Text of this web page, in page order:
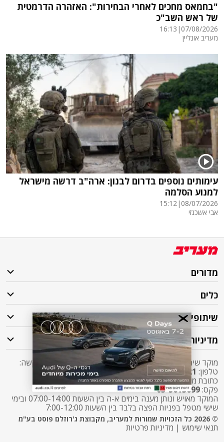
"בחמאס מחכים לאחרי הבחירות": האזהרה הדרמטית
של ראש השב"כ
07/08/2026
|
16:13
מעריב אונליין
עימותים נוספים בדרום לבנון: ארה"ב דרשה מישראל
למנוע הסלמה
08/07/2026
|
15:12
אבי אשכנזי
מדורים
כלים
שיתופי פעולה
מדיניות
מוקד שירות לקוחות מעריב אליו ניתן לפנות בכל שאלה או בקשה:
טלפון: 2421* שלוחה 5 מעריב או
03-7619056
כתובת מייל:sherut@maariv.co.il
פקס:03-5613699
המוקד מאויש ונותן מענה בימים א-ה בין השעות 07:00-14:00 ובימי
שישי מטפל בפניות הפצה בלבד בין השעות 7:00-12:00
© 2026 כל הזכויות שמורות למעריב, מקבוצת ג'רוזלם פוסט בע"מ
תנאי שימוש | מדיניות פרטיות